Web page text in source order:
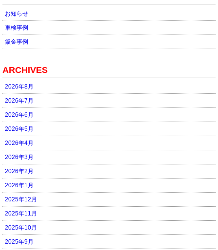
お知らせ
車検事例
鈑金事例
ARCHIVES
2026年8月
2026年7月
2026年6月
2026年5月
2026年4月
2026年3月
2026年2月
2026年1月
2025年12月
2025年11月
2025年10月
2025年9月